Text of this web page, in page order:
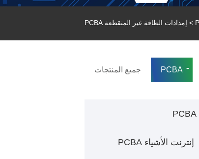
> إمدادات الطاقة غير المنقطعة PCBA
جميع المنتجات PCBA
إنترنت الأشياء PCBA